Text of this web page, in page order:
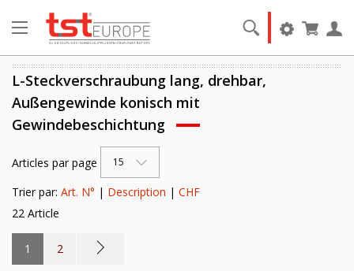
L-Steckverschraubung lang, drehbar,
Außengewinde konisch mit
Gewindebeschichtung
Articles par page 15
Trier par: Art. N° | Description | CHF
22 Article
1 2